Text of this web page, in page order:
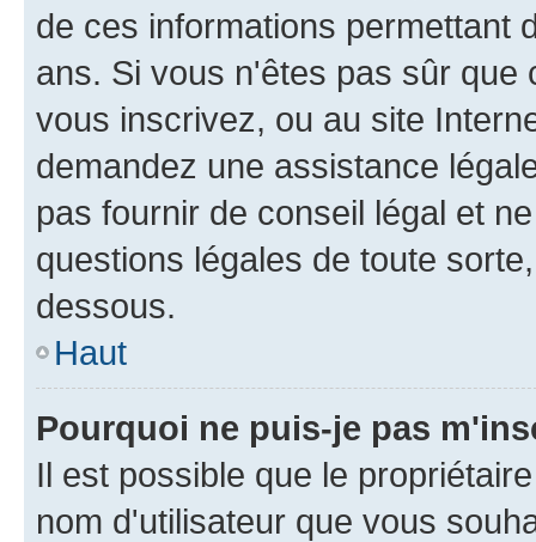
de ces informations permettant
ans. Si vous n'êtes pas sûr
vous inscrivez, ou au site
demandez une assistance
pas fournir de conseil légal et
questions légales de toute
dessous.
Haut
Pourquoi ne puis-je pas
Il est possible que le
nom d'utilisateur que vous